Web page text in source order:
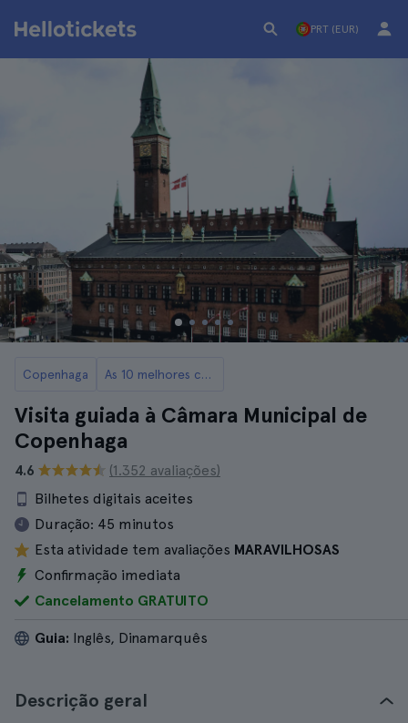
PRT (EUR)
Copenhaga As 10 melhores coisas para fazer em Copenhaga
Visita guiada à Câmara Municipal de
Copenhaga
4.6
(1.352 avaliações)
Bilhetes digitais aceites
Duração: 45 minutos
Esta atividade tem avaliações MARAVILHOSAS
Confirmação imediata
Cancelamento GRATUITO
Guia: Inglês, Dinamarquês
Descrição geral